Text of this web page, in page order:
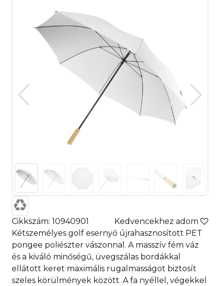
Cikkszám: 10940901
Kedvencekhez adom
Kétszemélyes golf esernyő újrahasznosított PET
pongee poliészter vászonnal. A masszív fém váz
és a kiváló minőségű, üvegszálas bordákkal
ellátott keret maximális rugalmasságot biztosít
szeles körülmények között. A fa nyéllel, végekkel